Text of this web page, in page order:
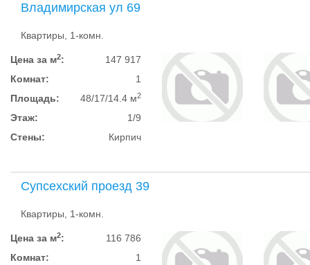
Владимирская ул 69
Квартиры, 1-комн.
Цена за м2:
147 917
Комнат:
1
Площадь:
48/17/14.4 м2
Этаж:
1/9
Стены:
Кирпич
Супсехский проезд 39
Квартиры, 1-комн.
Цена за м2:
116 786
Комнат:
1